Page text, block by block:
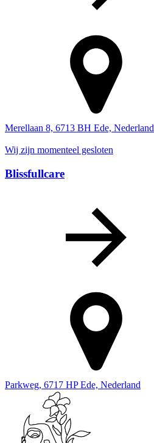
Merellaan 8, 6713 BH Ede, Nederland
Wij zijn momenteel gesloten
Blissfullcare
Parkweg, 6717 HP Ede, Nederland